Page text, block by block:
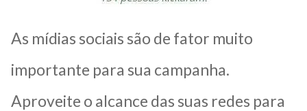
As mídias sociais são de fator muito
importante para sua campanha.
Aproveite o alcance das suas redes para